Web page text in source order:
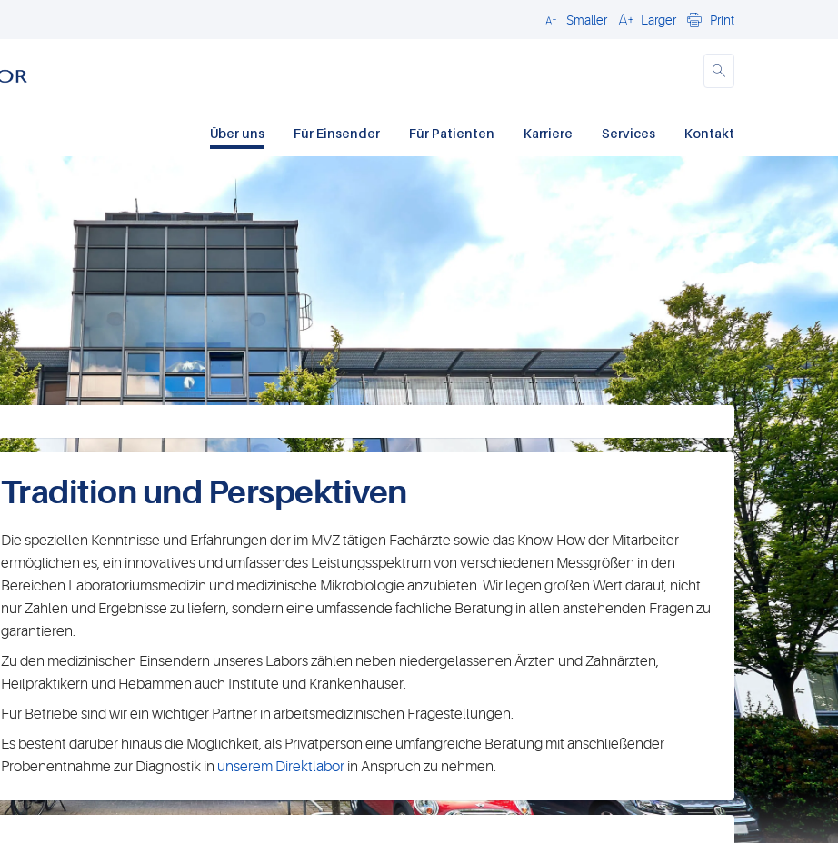
CloseSmaller Larger Print
Über uns Für Einsender Für Patienten Karriere Services Kontakt
Tradition und Perspektiven
Die speziellen Kenntnisse und Erfahrungen der im MVZ tätigen Fachärzte sowie das Know-How der Mitarbeiter
ermöglichen es, ein innovatives und umfassendes Leistungsspektrum von verschiedenen Messgrößen in den
Bereichen Laboratoriumsmedizin und medizinische Mikrobiologie anzubieten. Wir legen großen Wert darauf, nicht
nur Zahlen und Ergebnisse zu liefern, sondern eine umfassende fachliche Beratung in allen anstehenden Fragen zu
garantieren.
Zu den medizinischen Einsendern unseres Labors zählen neben niedergelassenen Ärzten und Zahnärzten,
Heilpraktikern und Hebammen auch Institute und Krankenhäuser.
Für Betriebe sind wir ein wichtiger Partner in arbeitsmedizinischen Fragestellungen.
Es besteht darüber hinaus die Möglichkeit, als Privatperson eine umfangreiche Beratung mit anschließender
Probenentnahme zur Diagnostik in unserem Direktlabor in Anspruch zu nehmen.